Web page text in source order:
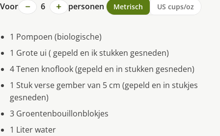
Voor − 6 + personen Metrisch US cups/oz
1 Pompoen (biologische)
1 Grote ui ( gepeld en ik stukken gesneden)
4 Tenen knoflook (gepeld en in stukken gesneden)
1 Stuk verse gember van 5 cm (gepeld en in stukjes
gesneden)
3 Groentenbouillonblokjes
1 Liter water